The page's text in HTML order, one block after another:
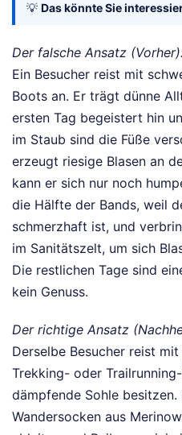
💡 Das könnte Sie
Der falsche Ansatz
Ein Besucher reist mit
Boots an. Er trägt dünne
ersten Tag begeistert hin
im Staub sind die Füße
erzeugt riesige Blasen an
kann er sich nur noch
die Hälfte der Bands, weil
schmerzhaft ist, und
im Sanitätszelt, um sich
Die restlichen Tage sind
kein Genuss.
Der richtige Ansatz
Derselbe Besucher reist
Trekking- oder
dämpfende Sohle
Wandersocken aus